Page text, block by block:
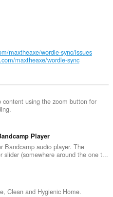
maxtheaxe/wordle-sync/issues
maxtheaxe/wordle-sync
using the zoom button for
Player
Bandcamp audio player. The
slider (somewhere around the one t...
Clean and Hygienic Home.